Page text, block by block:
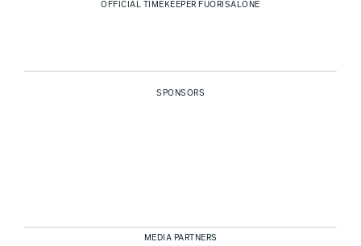
OFFICIAL TIMEKEEPER FUORISALONE
SPONSORS
MEDIA PARTNERS